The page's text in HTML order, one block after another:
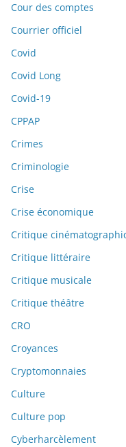
Cour des comptes
Courrier officiel
Covid
Covid Long
Covid-19
CPPAP
Crimes
Criminologie
Crise
Crise économique
Critique
Critique littéraire
Critique musicale
Critique théâtre
CRO
Croyances
Cryptomonnaies
Culture
Culture pop
Cyberharcèlement